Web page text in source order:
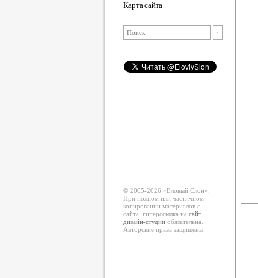
Карта сайта
© 2005-2026 «Еловый Cлон».
При полном или частичном
копировании материалов с
сайта, гиперссылка на сайт
дизайн-студииобязательна.
Авторские права защищены.